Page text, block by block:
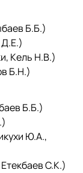
Б.Б.)
Кель Н.В.)
Б.Н.)
Б.Б.)
Ю.А.,
С.К.)